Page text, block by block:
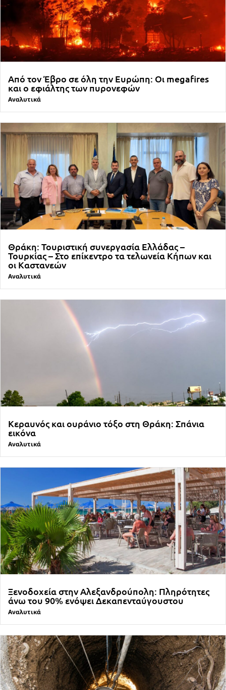
Από τον Έβρο σε όλη την Ευρώπη: Οι megafires
και ο εφιάλτης των πυρονεφών
Αναλυτικά
Θράκη: Τουριστική συνεργασία Ελλάδας –
Τουρκίας – Στο επίκεντρο τα τελωνεία Κήπων και
οι Καστανεών
Αναλυτικά
Κεραυνός και ουράνιο τόξο στη Θράκη: Σπάνια
εικόνα
Αναλυτικά
Ξενοδοχεία στην Αλεξανδρούπολη: Πληρότητες
άνω του 90% ενόψει Δεκαπενταύγουστου
Αναλυτικά